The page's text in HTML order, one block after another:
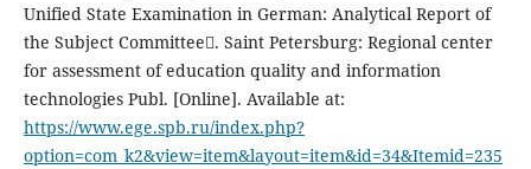
Unified State Examination in German: Analytical Report of
the Subject Committee. Saint Petersburg: Regional center
for assessment of education quality and information
technologies Publ. [Online]. Available at:
https://www.ege.spb.ru/index.php?
option=com_k2&view=item&layout=item&id=34&Itemid=235